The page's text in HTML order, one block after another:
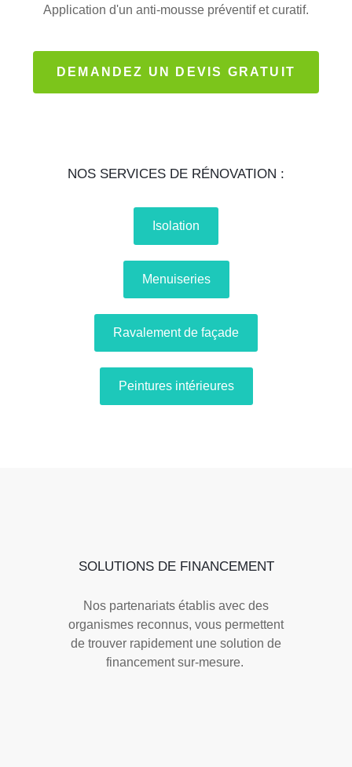
Application d'un anti-mousse préventif et curatif.
DEMANDEZ UN DEVIS GRATUIT
NOS SERVICES DE RÉNOVATION :
Isolation
Menuiseries
Ravalement de façade
Peintures intérieures
SOLUTIONS DE FINANCEMENT
Nos partenariats établis avec des
organismes reconnus, vous permettent
de trouver rapidement une solution de
financement sur-mesure.